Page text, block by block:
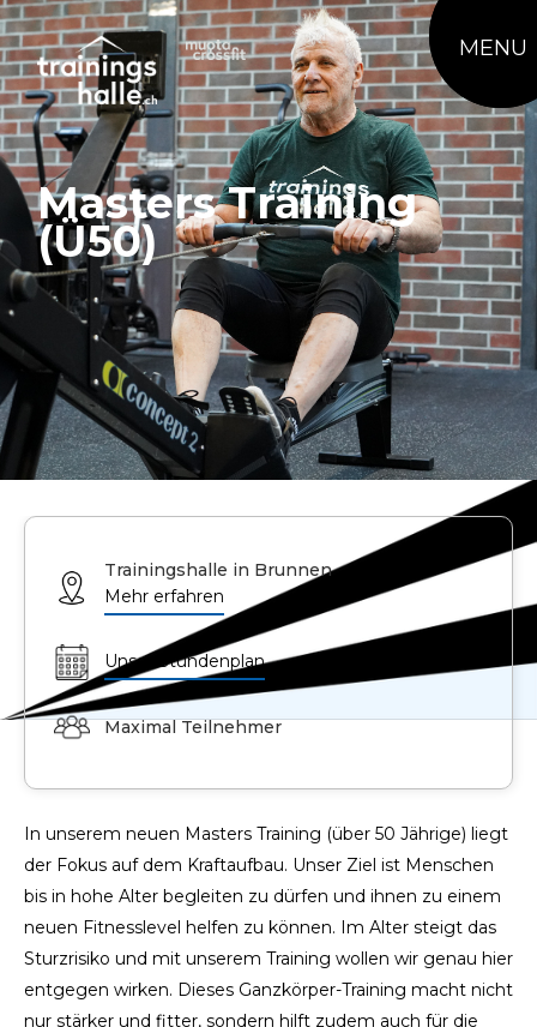
Masters Training
(Ü50)
Trainingshalle in Brunnen
Mehr erfahren
Unser Stundenplan
Maximal Teilnehmer
In unserem neuen Masters Training (über 50 Jährige) liegt
der Fokus auf dem Kraftaufbau. Unser Ziel ist Menschen
bis in hohe Alter begleiten zu dürfen und ihnen zu einem
neuen Fitnesslevel helfen zu können. Im Alter steigt das
Sturzrisiko und mit unserem Training wollen wir genau hier
entgegen wirken. Dieses Ganzkörper-Training macht nicht
nur stärker und fitter, sondern hilft zudem auch für die
MENU